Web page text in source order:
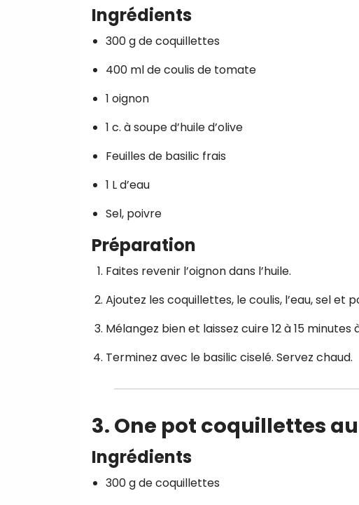
Ingrédients
300 g de coquillettes
400 ml de coulis de tomate
1 oignon
1 c. à soupe d’huile d’olive
Feuilles de basilic frais
1 L d’eau
Sel, poivre
Préparation
Faites revenir l’oignon dans l’huile.
Ajoutez les coquillettes, le coulis, l’eau, sel et
Mélangez bien et laissez cuire 12 à 15 minutes
Terminez avec le basilic ciselé. Servez chaud.
3. One pot coquillettes
Ingrédients
300 g de coquillettes